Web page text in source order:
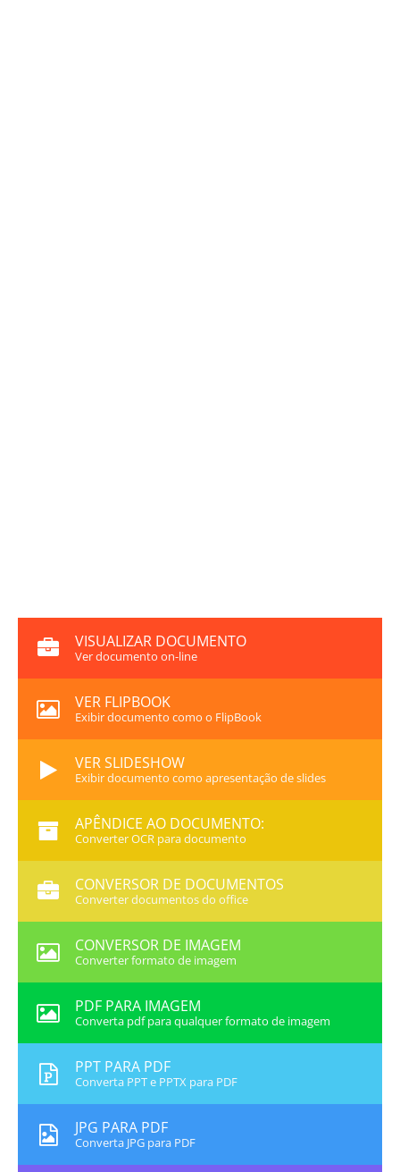
VISUALIZAR DOCUMENTO
Ver documento on-line
VER FLIPBOOK
Exibir documento como o FlipBook
VER SLIDESHOW
Exibir documento como apresentação de slides
APÊNDICE AO DOCUMENTO:
Converter OCR para documento
CONVERSOR DE DOCUMENTOS
Converter documentos do office
CONVERSOR DE IMAGEM
Converter formato de imagem
PDF PARA IMAGEM
Converta pdf para qualquer formato de imagem
PPT PARA PDF
Converta PPT e PPTX para PDF
JPG PARA PDF
Converta JPG para PDF